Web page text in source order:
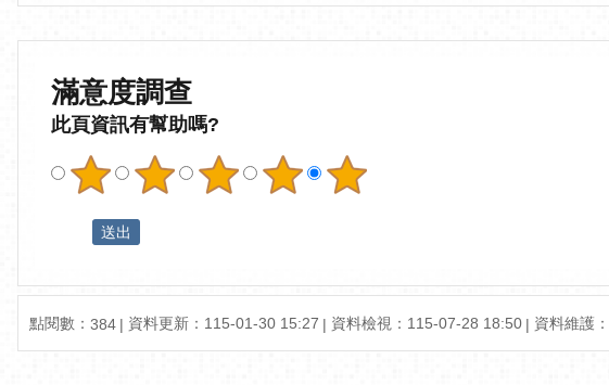
滿意度調查
此頁資訊有幫助嗎?
點閱數： 384 資料更新： 115-01-30 15:27 資料檢視： 115-07-28 18:50 資料維護：